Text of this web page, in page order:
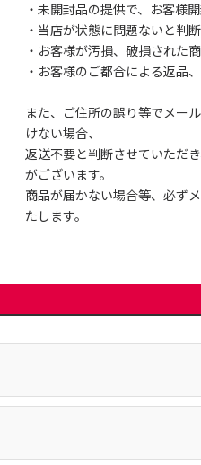
・未開封品の提供で、お客様
・当店が状態に問題ないと判
・お客様が汚損、破損された
・お客様のご都合による返品
また、ご住所の誤り等でメー
けない場合、
返送不要と判断させていただ
がございます。
商品が届かない場合等、必ず
たします。